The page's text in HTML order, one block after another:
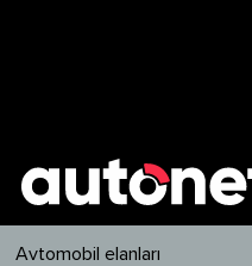
Avtomobil elanları